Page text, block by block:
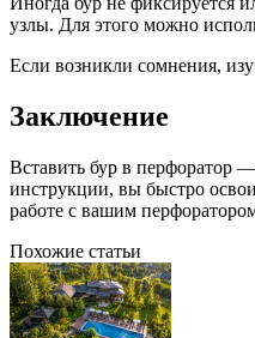
узлы. Для этого можно
Если возникли сомнения,
Заключение
Вставить бур в перфоратор
инструкции, вы быстро
работе с вашим
Похожие статьи